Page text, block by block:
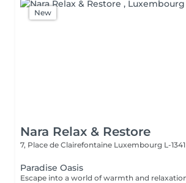
New
Nara Relax & Restore
7, Place de Clairefontaine Luxembourg L-1341
Paradise Oasis